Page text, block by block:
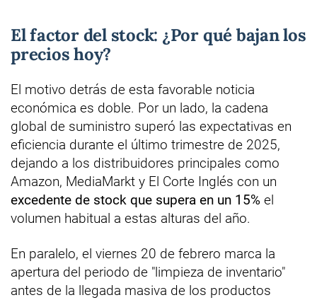
El factor del stock: ¿Por qué bajan los
precios hoy?
El motivo detrás de esta favorable noticia
económica es doble. Por un lado, la cadena
global de suministro superó las expectativas en
eficiencia durante el último trimestre de 2025,
dejando a los distribuidores principales como
Amazon, MediaMarkt y El Corte Inglés con un
excedente de stock que supera en un 15% el
volumen habitual a estas alturas del año.
En paralelo, el viernes 20 de febrero marca la
apertura del periodo de "limpieza de inventario"
antes de la llegada masiva de los productos